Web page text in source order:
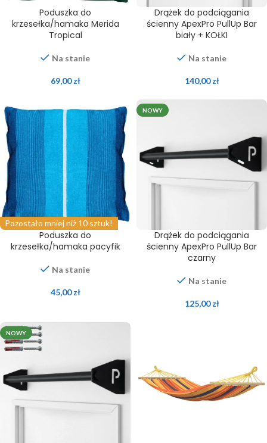
Poduszka do
krzesełka/hamaka Merida
Tropical
Na stanie
69,00zł
Drążek do podciągania
ścienny ApexPro PullUp Bar
biały + KOŁKI
Na stanie
140,00zł
Pozostało mniej niż 10 sztuk!
Poduszka do
krzesełka/hamaka pacyfik
Na stanie
45,00zł
NOWY
Drążek do podciągania
ścienny ApexPro PullUp Bar
czarny
Na stanie
125,00zł
NOWY